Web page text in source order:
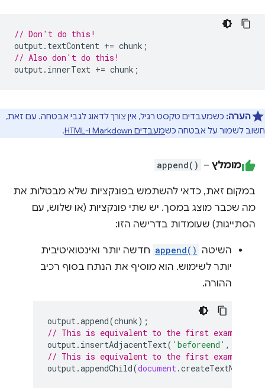
// Don't do this!
output. textContent += chunk ;
// Also don't do this!
output. innerText += chunk ;
הערה: כשמעבדים טקסט רגיל, אין צורך לדאוג לגבי אבטחה. עם זאת,
חשוב לשמור על אבטחה כשמעבדים Markdown ו-HTML .
מומלץ –
append()
במקום זאת, כדאי להשתמש בפונקציות שלא מבטלות את
מה שכבר מוצג במסך. יש שתי פונקציות (או שלוש, עם
הסתייגות) שעומדות בדרישה הזו:
השיטה append() חדשה יותר ואינטואיטיבית
יותר לשימוש. הוא מוסיף את הנתח בסוף רכיב
ההורה.
output.append(chunk);
// This is equivalent to the first example,
output. insertAdjacentText( 'beforeend' ,
// This is equivalent to the first example,
output.appendChild(document.createTextNode